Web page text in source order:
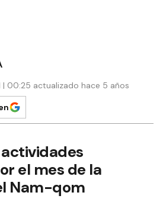
00:25 actualizado hace 5 años
el mes de la
Nam-qom